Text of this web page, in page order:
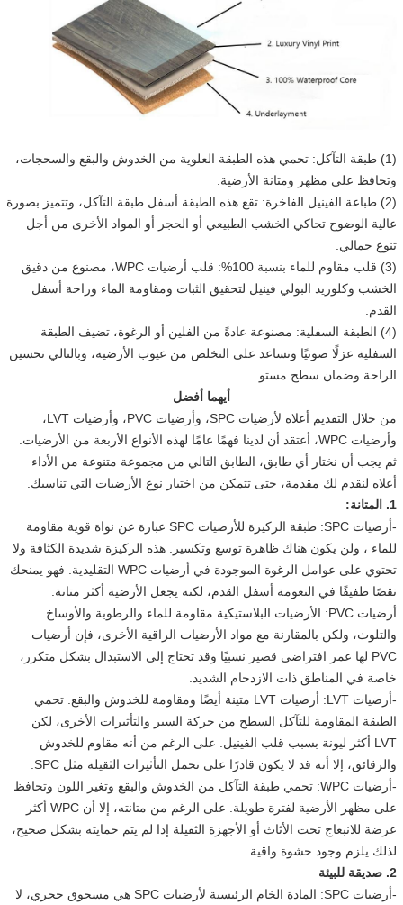
(1) طبقة التآكل: تحمي هذه الطبقة العلوية من الخدوش والبقع والسحجات،
وتحافظ على مظهر ومتانة الأرضية.
(2) طباعة الفينيل الفاخرة: تقع هذه الطبقة أسفل طبقة التآكل، وتتميز بصورة
عالية الوضوح تحاكي الخشب الطبيعي أو الحجر أو المواد الأخرى من أجل
تنوع جمالي.
(3) قلب مقاوم للماء بنسبة 100%: قلب أرضيات WPC، مصنوع من دقيق
الخشب وكلوريد البولي فينيل لتحقيق الثبات ومقاومة الماء وراحة أسفل
القدم.
(4) الطبقة السفلية: مصنوعة عادةً من الفلين أو الرغوة، تضيف الطبقة
السفلية عزلًا صوتيًا وتساعد على التخلص من عيوب الأرضية، وبالتالي تحسين
الراحة وضمان سطح مستو.
أيهما أفضل
من خلال التقديم أعلاه لأرضيات SPC، وأرضيات PVC، وأرضيات LVT،
وأرضيات WPC، أعتقد أن لدينا فهمًا عامًا لهذه الأنواع الأربعة من الأرضيات.
ثم يجب أن نختار أي طابق، الطابق التالي من مجموعة متنوعة من الأداء
أعلاه لنقدم لك مقدمة، حتى تتمكن من اختيار نوع الأرضيات التي تناسبك.
1. المتانة:
-أرضيات SPC: طبقة الركيزة للأرضيات SPC عبارة عن نواة قوية مقاومة
للماء ، ولن يكون هناك ظاهرة توسع وتكسير. هذه الركيزة شديدة الكثافة ولا
تحتوي على عوامل الرغوة الموجودة في أرضيات WPC التقليدية. فهو يمنحك
نقصًا طفيفًا في النعومة أسفل القدم، لكنه يجعل الأرضية أكثر متانة.
أرضيات PVC: الأرضيات البلاستيكية مقاومة للماء والرطوبة والأوساخ
والتلوث، ولكن بالمقارنة مع مواد الأرضيات الراقية الأخرى، فإن أرضيات
PVC لها عمر افتراضي قصير نسبيًا وقد تحتاج إلى الاستبدال بشكل متكرر،
خاصة في المناطق ذات الازدحام الشديد.
-أرضيات LVT: أرضيات LVT متينة أيضًا ومقاومة للخدوش والبقع. تحمي
الطبقة المقاومة للتآكل السطح من حركة السير والتأثيرات الأخرى، لكن
LVT أكثر ليونة بسبب قلب الفينيل. على الرغم من أنه مقاوم للخدوش
والرقائق، إلا أنه قد لا يكون قادرًا على تحمل التأثيرات الثقيلة مثل SPC.
-أرضيات WPC: تحمي طبقة التآكل من الخدوش والبقع وتغير اللون وتحافظ
على مظهر الأرضية لفترة طويلة. على الرغم من متانته، إلا أن WPC أكثر
عرضة للانبعاج تحت الأثاث أو الأجهزة الثقيلة إذا لم يتم حمايته بشكل صحيح،
لذلك يلزم وجود حشوة واقية.
2. صديقة للبيئة
-أرضيات SPC: المادة الخام الرئيسية لأرضيات SPC هي مسحوق حجري، لا